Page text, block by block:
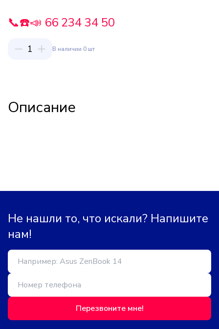
📞☎️📣 66 234 34 50
1 В наличии 0 шт
Описание
Не нашли то, что искали? Напишите
нам!
Перезвоните мне!